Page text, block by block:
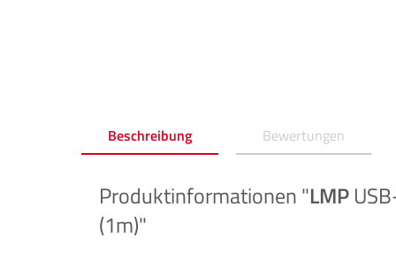
Beschreibung Bewertungen
Produktinformationen "LMP
(1m)"